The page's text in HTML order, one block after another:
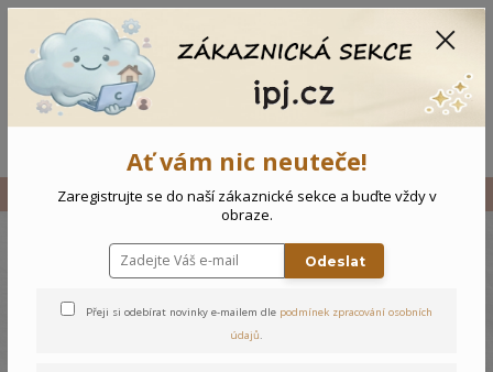
Vše Dětské kalhoty - 92
Dětské kalhoty - 92
Ať vám nic neuteče!
Zaregistrujte se do naší zákaznické sekce a buďte vždy v
obraze.
Odeslat
Přeji si odebírat novinky e-mailem dle podmínek zpracování osobních
údajů.